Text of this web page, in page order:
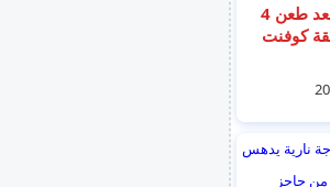
اعتقال امرأة بعد طعن 4
كوفنت